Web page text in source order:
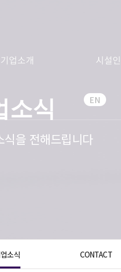
기업소개 시설
EN
소식
을 전해드립니다
소식 CONTACT